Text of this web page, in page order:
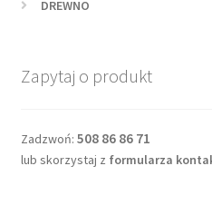
DREWNO
Zapytaj o produkt
Zadzwoń: 508 86 86 71
lub skorzystaj z formularza